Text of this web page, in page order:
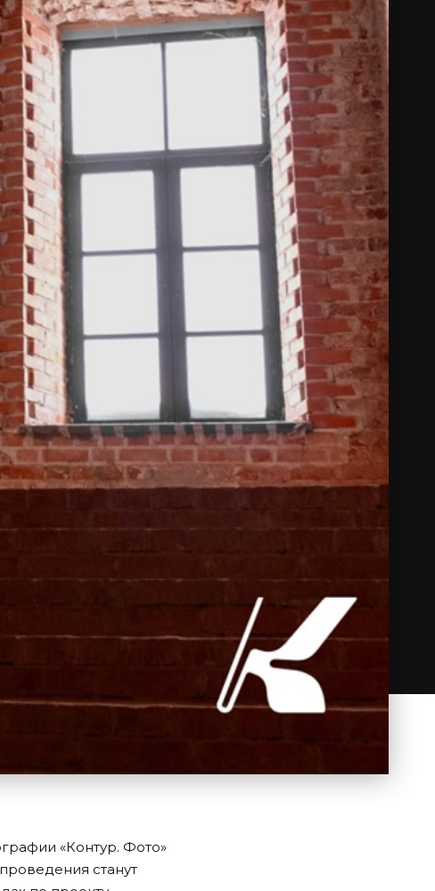
«Контур. Фото»
станут